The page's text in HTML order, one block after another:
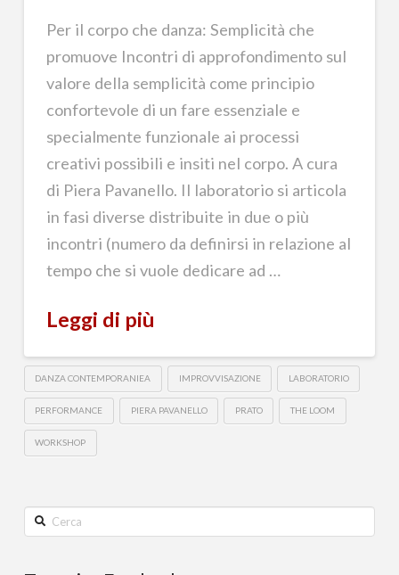
Per il corpo che danza: Semplicità che
promuove Incontri di approfondimento sul
valore della semplicità come principio
confortevole di un fare essenziale e
specialmente funzionale ai processi
creativi possibili e insiti nel corpo. A cura
di Piera Pavanello. Il laboratorio si articola
in fasi diverse distribuite in due o più
incontri (numero da definirsi in relazione al
tempo che si vuole dedicare ad …
Leggi di più
DANZA CONTEMPORANIEA IMPROVVISAZIONE LABORATORIO
PERFORMANCE PIERA PAVANELLO PRATO THE LOOM
WORKSHOP
Cerca